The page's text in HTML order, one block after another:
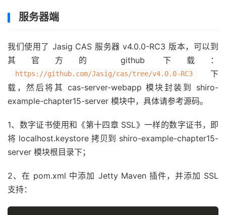
服务器端
我们使用了 Jasig CAS 服务器 v4.0.0-RC3 版本，可以到
其官方的 github 下载：
https://github.com/Jasig/cas/tree/v4.0.0-RC3
下
载，然后将其 cas-server-webapp 模块封装到 shiro-
example-chapter15-server 模块中，具体请参考源码。
1、数字证书使用和《第十四章 SSL》一样的数字证书，即
将 localhost.keystore 拷贝到 shiro-example-chapter15-
server 模块根目录下；
2、在 pom.xml 中添加 Jetty Maven 插件，并添加 SSL
支持：